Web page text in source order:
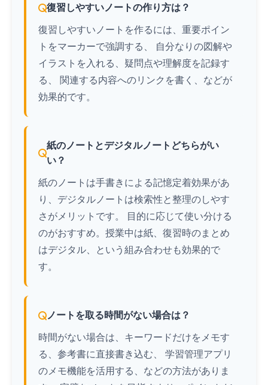
復習しやすいノートの作り方は？
復習しやすいノートを作るには、重要ポイン
トをマーカーで強調する、 自分なりの図解や
イラストを入れる、疑問点や理解度を記録す
る、 関連する内容へのリンクを書く、などが
効果的です。
紙のノートとデジタルノートどちらがい
い？
紙のノートは手書きによる記憶定着効果があ
り、デジタルノートは検索性と整理のしやす
さがメリットです。 目的に応じて使い分ける
のがおすすめ。授業中は紙、復習時のまとめ
はデジタル、という組み合わせも効果的で
す。
ノートを取る時間がない場合は？
時間がない場合は、キーワードだけをメモす
る、参考書に直接書き込む、 学習管理アプリ
のメモ機能を活用する、などの方法がありま